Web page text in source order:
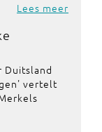
Lees meer
Duitsland
vertelt